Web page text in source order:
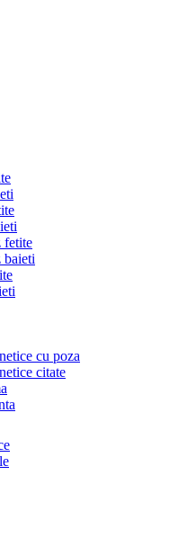
fetite
baieti
cu poza
citate